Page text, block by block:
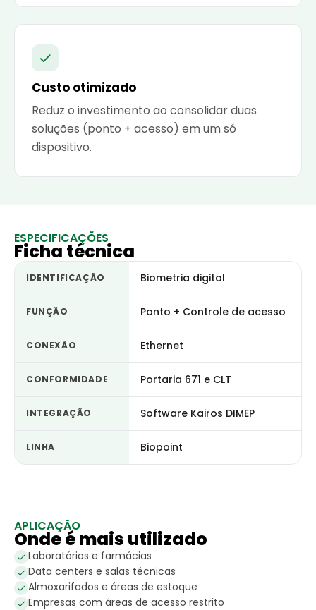
Custo otimizado
Reduz o investimento ao consolidar duas
soluções (ponto + acesso) em um só
dispositivo.
ESPECIFICAÇÕES
Ficha técnica
IDENTIFICAÇÃO Biometria digital
FUNÇÃO Ponto + Controle de acesso
CONEXÃO Ethernet
CONFORMIDADE Portaria 671 e CLT
INTEGRAÇÃO Software Kairos DIMEP
LINHA Biopoint
APLICAÇÃO
Onde é mais utilizado
Laboratórios e farmácias
Data centers e salas técnicas
Almoxarifados e áreas de estoque
Empresas com áreas de acesso restrito